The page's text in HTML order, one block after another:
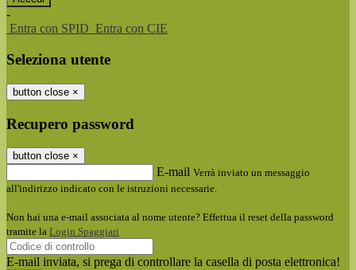
-
Entra con SPID Entra con CIE
Seleziona utente
button close ×
Recupero password
button close ×
E-mail Verrà inviato un messaggio
all'indirizzo indicato con le istruzioni necessarie.
Non hai una e-mail associata al nome utente? Effettua il reset della password
tramite la Login Spaggiari
E-mail inviata, si prega di controllare la casella di posta elettronica!